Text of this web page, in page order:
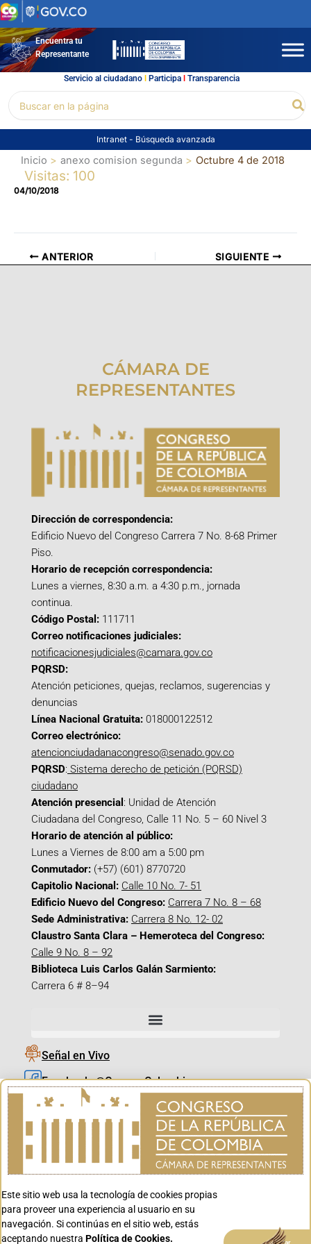
Ir
al
contenidoEncuentra tu
Representante
Servicio al ciudadano l Participal Transparencia
por:
Intranet - Búsqueda avanzada
Inicio anexo comision segunda Octubre 4 de 2018
Visitas: 100
04/10/2018
ANTERIOR SIGUIENTE
CÁMARA DE
REPRESENTANTES
Dirección de correspondencia:
Edificio Nuevo del Congreso Carrera 7 No. 8-68 Primer
Piso.
Horario de recepción correspondencia:
Lunes a viernes, 8:30 a.m. a 4:30 p.m., jornada
continua.
Código Postal: 111711
Correo notificaciones judiciales:
notificacionesjudiciales@camara.gov.co
PQRSD:
Atención peticiones, quejas, reclamos, sugerencias y
denuncias
Línea Nacional Gratuita: 018000122512
Correo electrónico:
atencionciudadanacongreso@senado.gov.co
PQRSD: Sistema derecho de petición (PQRSD)
ciudadano
Atención presencial : Unidad de Atención
Ciudadana del Congreso, Calle 11 No. 5 – 60 Nivel 3
Horario de atención al público:
Lunes a Viernes de 8:00 am a 5:00 pm
Conmutador: (+57) (601) 8770720
Capitolio Nacional: Calle 10 No. 7- 51
Edificio Nuevo del Congreso: Carrera 7 No. 8 – 68
Sede Administrativa: Carrera 8 No. 12- 02
Claustro Santa Clara – Hemeroteca del Congreso:
Calle 9 No. 8 – 92
Biblioteca Luis Carlos Galán Sarmiento:
Carrera 6 # 8–94
Señal en Vivo
Facebook_@CamaraColombia
Instagram_@CamaraColombia
X_@CamaraColombia
Youtube_@CamaraColombia
Youtube_@CanalCongreso
Este sitio web usa la tecnología de cookies propias
para proveer una experiencia al usuario en su
navegación. Si continúas en el sitio web, estás
aceptando nuestra Política de Cookies. Aceptar